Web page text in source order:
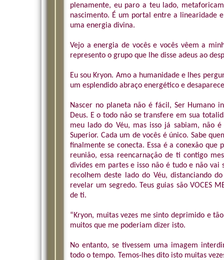
plenamente, eu paro a teu lado,
nascimento. É um portal entre a linearidade
uma energia divina.
Vejo a energia de vocês e vocês vêem a
represento o grupo que lhe disse adeus ao
Eu sou Kryon. Amo a humanidade e lhes
um esplendido abraço energético e
Nascer no planeta não é fácil, Ser Humano
Deus. E o todo não se transfere em sua
meu lado do Véu, mas isso já sabiam, não
Superior. Cada um de vocês é único. Sabe
finalmente se conecta. Essa é a conexão
reunião, essa reencarnação de ti contigo
divides em partes e isso não é tudo e não
recolhem deste lado do Véu, distanciando
revelar um segredo. Teus guias são VOCES
de ti.
“Kryon, muitas vezes me sinto deprimido e
muitos que me poderiam dizer isto.
No entanto, se tivessem uma imagem
todo o tempo. Temos-lhes dito isto muitas